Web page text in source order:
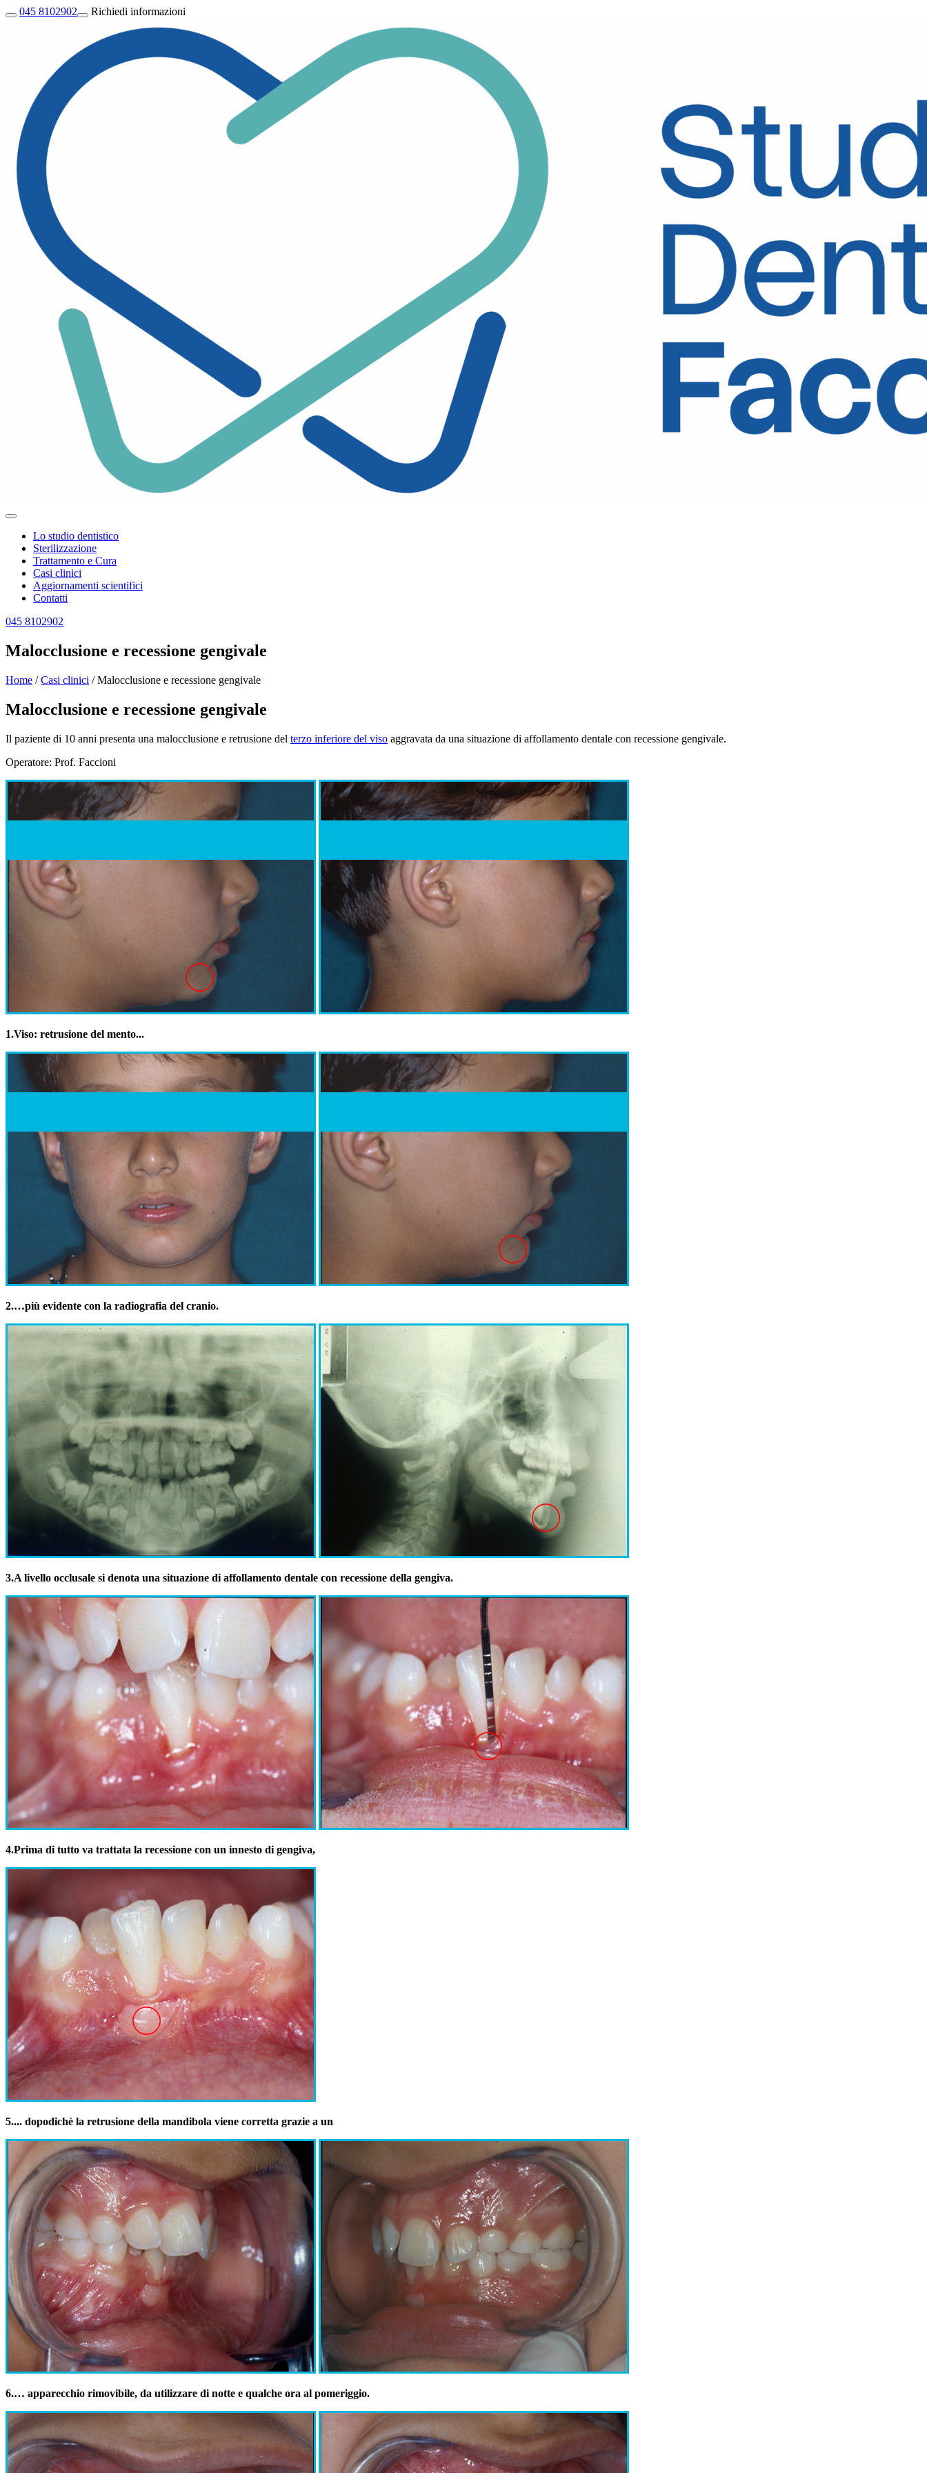
045 8102902 Richiedi informazioni
Lo studio dentistico
Sterilizzazione
Trattamento e Cura
Casi clinici
Aggiornamenti scientifici
Contatti
045 8102902
Malocclusione e recessione gengivale
Home /Casi clinici /Malocclusione e recessione gengivale
Malocclusione e recessione gengivale
Il paziente di 10 anni presenta una malocclusione e retrusione del terzo inferiore del viso aggravata da una situazione di affollamento dentale con recessione gengivale.
Operatore: Prof. Faccioni
1.Viso: retrusione del mento...
2.…più evidente con la radiografia del cranio.
3.A livello occlusale si denota una situazione di affollamento dentale con recessione della gengiva.
4.Prima di tutto va trattata la recessione con un innesto di gengiva,
5.... dopodichè la retrusione della mandibola viene corretta grazie a un
6.… apparecchio rimovibile, da utilizzare di notte e qualche ora al pomeriggio.